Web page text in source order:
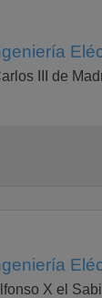
III de
X el